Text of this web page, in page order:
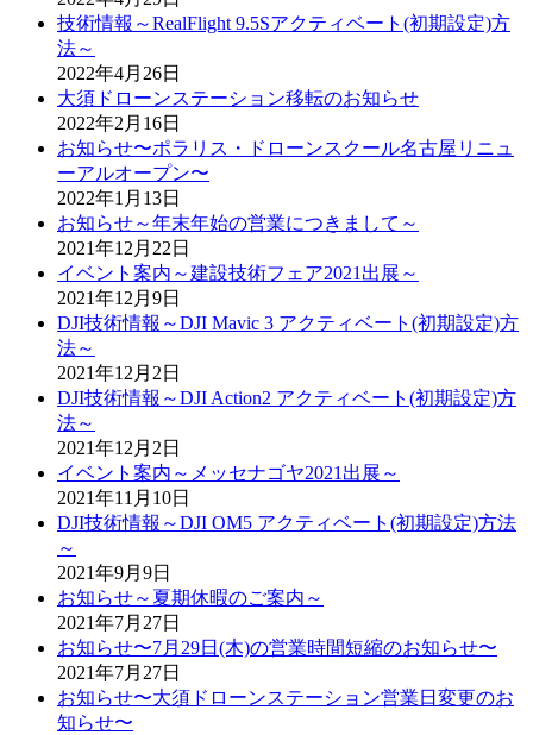
技術情報～RealFlight 9.5Sアクティベート(初期設定)方
法～
2022年4月26日
大須ドローンステーション移転のお知らせ
2022年2月16日
お知らせ〜ポラリス・ドローンスクール名古屋リニュ
ーアルオープン〜
2022年1月13日
お知らせ～年末年始の営業につきまして～
2021年12月22日
イベント案内～建設技術フェア2021出展～
2021年12月9日
DJI技術情報～DJI Mavic 3 アクティベート(初期設定)方
法～
2021年12月2日
DJI技術情報～DJI Action2 アクティベート(初期設定)方
法～
2021年12月2日
イベント案内～メッセナゴヤ2021出展～
2021年11月10日
DJI技術情報～DJI OM5 アクティベート(初期設定)方法
～
2021年9月9日
お知らせ～夏期休暇のご案内～
2021年7月27日
お知らせ〜7月29日(木)の営業時間短縮のお知らせ〜
2021年7月27日
お知らせ〜大須ドローンステーション営業日変更のお
知らせ〜